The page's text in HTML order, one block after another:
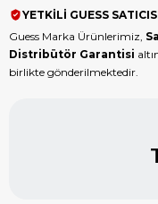
YETKİLİ GUESS
Guess Marka Ürünlerimiz,
Distribütör Garantisi
birlikte gönderilmektedir.